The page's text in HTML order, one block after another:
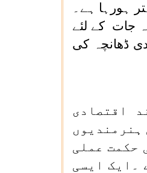
ہورہا ہے۔
جات کے لئے
ڈھانچہ کی
اقتصادی
ہنرمندیوں
حکمت عملی
۔ایک ایسی